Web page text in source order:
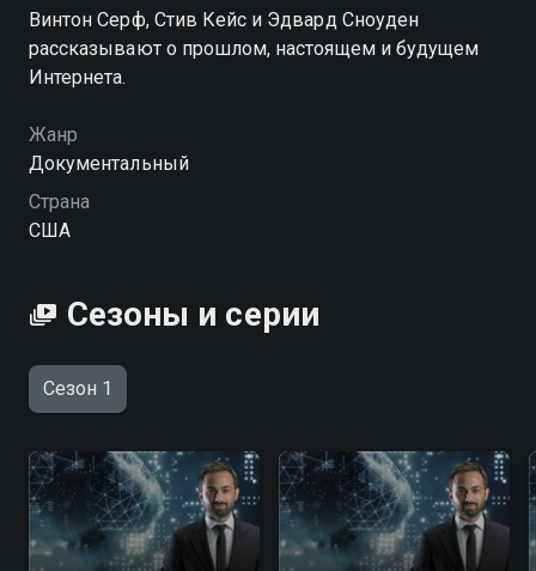
Винтон Серф, Стив Кейс и Эдвард Сноуден
рассказывают о прошлом, настоящем и будущем
Интернета.
Жанр
Документальный
Страна
США
Сезоны и серии
Сезон 1